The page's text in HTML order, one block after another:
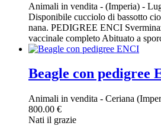
Animali in vendita - (Imperia) -
Disponibile cucciolo di bassotto
nana. PEDIGREE ENCI
vaccinale completo Abituato a
Beagle con pedigree
Animali in vendita - Ceriana
800.00 €
Nati il grazie